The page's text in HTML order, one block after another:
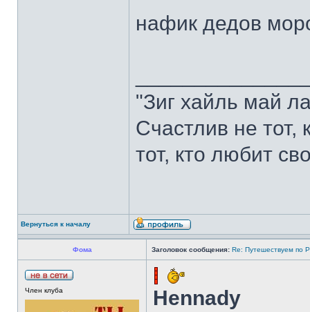
нафик дедов
"Зиг хайль май
Счастлив не тот,
тот, кто любит
Вернуться к началу
Фома Заголовок сообщения: Re: Путешествуем по
Член клуба
Hennady